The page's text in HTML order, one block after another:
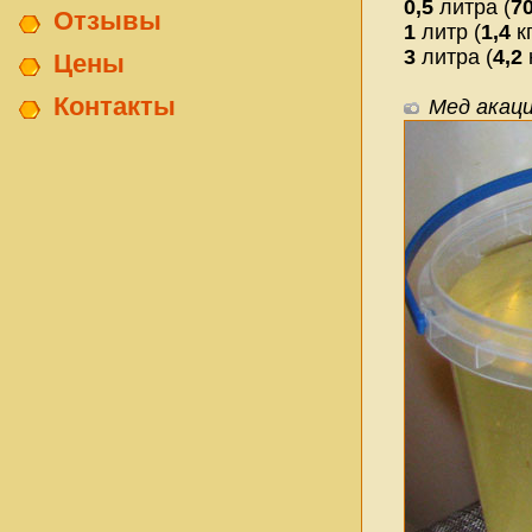
Отзывы
Цены
Контакты
0,5 литра (
1 литр (1,4
3 литра (4,2
Мед